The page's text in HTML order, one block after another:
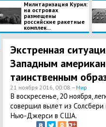
Милитаризация Курил:
на островах
размещены
российские ракетные
комплек...
​Экстренная
Западным
таинственным
21 ноября 2016, 00:08 —Мир
В воскресенье, 20 ноября,
совершил вылет из
Нью-Джерси в США.